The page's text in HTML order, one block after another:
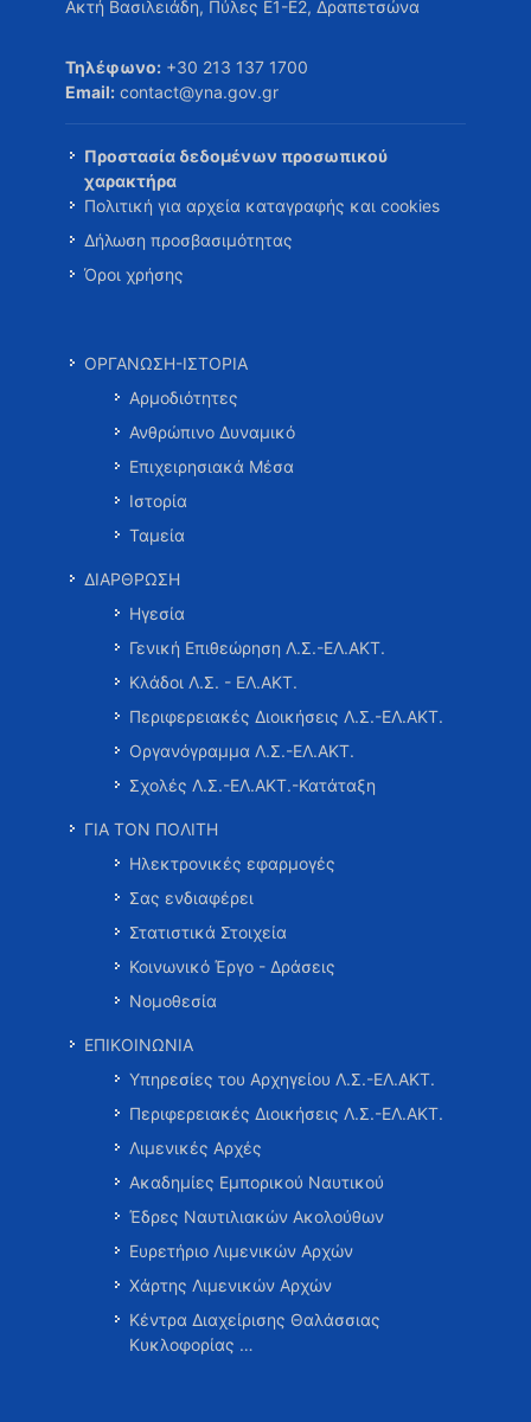
Ακτή Βασιλειάδη, Πύλες Ε1-Ε2, Δραπετσώνα
Τηλέφωνο: +30 213 137 1700
Email: contact@yna.gov.gr
Προστασία δεδομένων προσωπικού
χαρακτήρα
Πολιτική για αρχεία καταγραφής και cookies
Δήλωση προσβασιμότητας
Όροι χρήσης
ΟΡΓΑΝΩΣΗ-ΙΣΤΟΡΙΑ
Αρμοδιότητες
Ανθρώπινο Δυναμικό
Επιχειρησιακά Μέσα
Ιστορία
Ταμεία
ΔΙΑΡΘΡΩΣΗ
Ηγεσία
Γενική Επιθεώρηση Λ.Σ.-ΕΛ.ΑΚΤ.
Κλάδοι Λ.Σ. - ΕΛ.ΑΚΤ.
Περιφερειακές Διοικήσεις Λ.Σ.-ΕΛ.ΑΚΤ.
Οργανόγραμμα Λ.Σ.-ΕΛ.ΑΚΤ.
Σχολές Λ.Σ.-ΕΛ.ΑΚΤ.-Κατάταξη
ΓΙΑ ΤΟΝ ΠΟΛΙΤΗ
Ηλεκτρονικές εφαρμογές
Σας ενδιαφέρει
Στατιστικά Στοιχεία
Κοινωνικό Έργο - Δράσεις
Νομοθεσία
ΕΠΙΚΟΙΝΩΝΙΑ
Υπηρεσίες του Αρχηγείου Λ.Σ.-ΕΛ.ΑΚΤ.
Περιφερειακές Διοικήσεις Λ.Σ.-ΕΛ.ΑΚΤ.
Λιμενικές Αρχές
Ακαδημίες Εμπορικού Ναυτικού
Έδρες Ναυτιλιακών Ακολούθων
Ευρετήριο Λιμενικών Αρχών
Χάρτης Λιμενικών Αρχών
Κέντρα Διαχείρισης Θαλάσσιας
Κυκλοφορίας …